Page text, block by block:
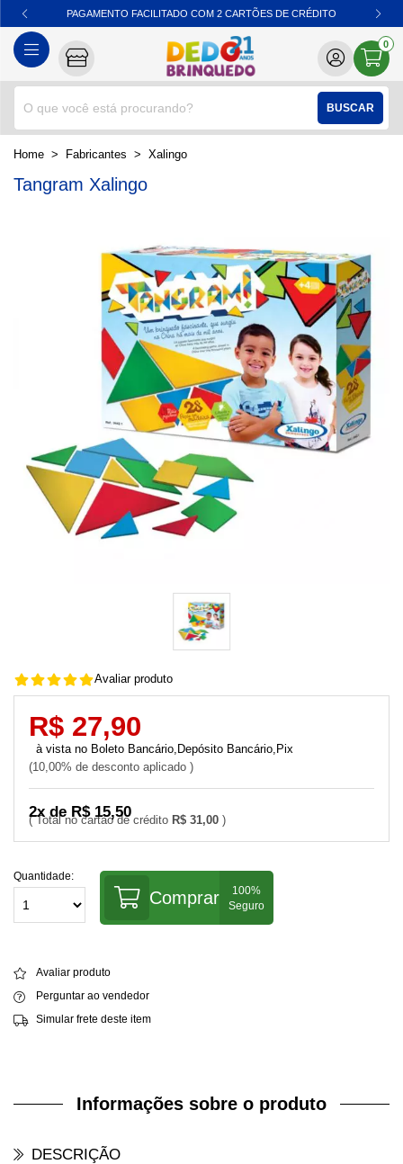
BUSCAR
0
PAGAMENTO FACILITADO COM 2 CARTÕES DE CRÉDITO
home Fabricantes xalingo
Tangram Xalingo
Avaliar produto
R$ 31,00
2x de R$ 15,50
R$ 27,90
10,00% de desconto aplicado
Boleto Bancário,Depósito Bancário,Pix
Quantidade:
Comprar
Avaliar produto
Perguntar ao vendedor
Simular frete deste item
Informações sobre o produto
DESCRIÇÃO